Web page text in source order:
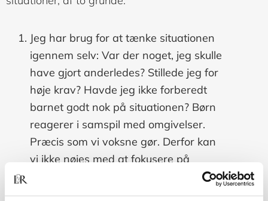
Jeg har brug for at tænke situationen
igennem selv: Var der noget, jeg skulle
have gjort anderledes? Stillede jeg for
høje krav? Havde jeg ikke forberedt
barnet godt nok på situationen? Børn
reagerer i samspil med omgivelser.
Præcis som vi voksne gør. Derfor kan
vi ikke nøjes med at fokusere på
barnets adfærd. Vi må også se på,
hvad vi selv bidrog med i situationen,